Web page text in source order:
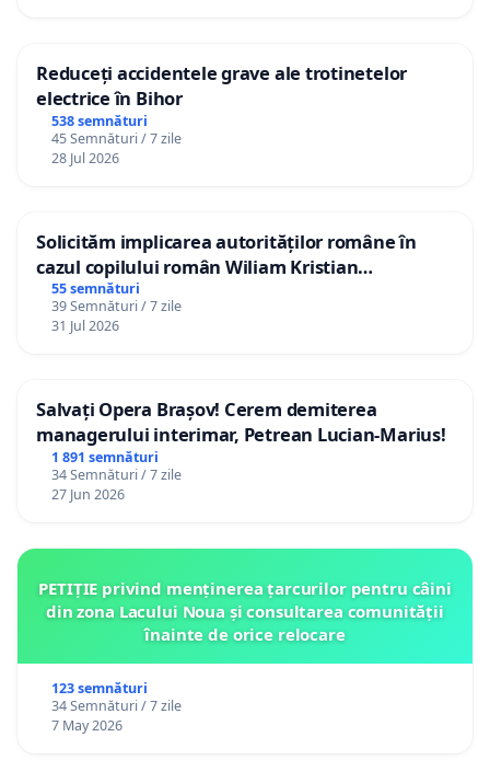
Reduceți accidentele grave ale trotinetelor
electrice în Bihor
538 semnături
45 Semnături / 7 zile
28 Jul 2026
Solicităm implicarea autorităților române în
cazul copilului român Wiliam Kristian
Gheorghe, aflat în plasament în Danemarca de
12 ani
55 semnături
39 Semnături / 7 zile
31 Jul 2026
Salvați Opera Brașov! Cerem demiterea
managerului interimar, Petrean Lucian-Marius!
1 891 semnături
34 Semnături / 7 zile
27 Jun 2026
PETIȚIE privind menținerea țarcurilor pentru câini
din zona Lacului Noua și consultarea comunității
înainte de orice relocare
123 semnături
34 Semnături / 7 zile
7 May 2026